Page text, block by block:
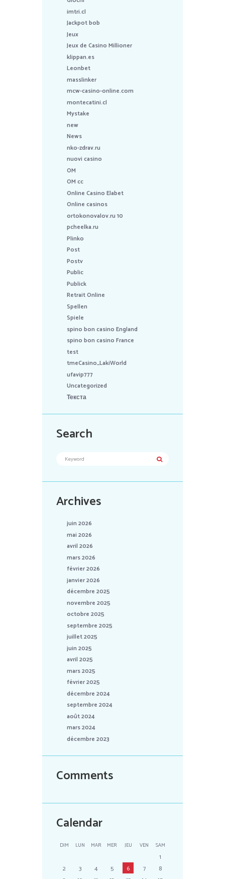
imtri.cl
Jackpot bob
Jeux
Jeux de Casino Millioner
klippan.es
Leonbet
masslinker
mcw-casino-online.com
montecatini.cl
Mystake
new
News
nko-zdrav.ru
nuovi casino
OM
OM cc
Online Casino Elabet
Online casinos
ortokonovalov.ru 10
pcheelka.ru
Plinko
Post
Postv
Public
Publick
Retrait Online
Spellen
Spiele
spino bon casino England
spino bon casino France
test
tmeCasino_LakiWorld
ufavip777
Uncategorized
Текста
Search
Archives
juin 2026
mai 2026
avril 2026
mars 2026
février 2026
janvier 2026
décembre 2025
novembre 2025
octobre 2025
septembre 2025
juillet 2025
juin 2025
avril 2025
mars 2025
février 2025
décembre 2024
septembre 2024
août 2024
mars 2024
décembre 2023
Comments
Calendar
DIM LUN MAR MER JEU VEN SAM
1
2
3 4 5 6 7
8